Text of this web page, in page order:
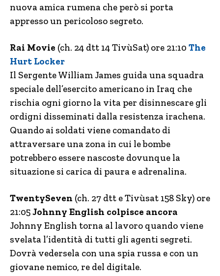
nuova amica rumena che però si porta
appresso un pericoloso segreto.
Rai Movie (ch. 24 dtt 14 TivùSat) ore 21:10 The
Hurt Locker
Il Sergente William James guida una squadra
speciale dell’esercito americano in Iraq che
rischia ogni giorno la vita per disinnescare gli
ordigni disseminati dalla resistenza irachena.
Quando ai soldati viene comandato di
attraversare una zona in cui le bombe
potrebbero essere nascoste dovunque la
situazione si carica di paura e adrenalina.
TwentySeven (ch. 27 dtt e Tivùsat 158 Sky) ore
21:05Johnny English colpisce ancora
Johnny English torna al lavoro quando viene
svelata l’identità di tutti gli agenti segreti.
Dovrà vedersela con una spia russa e con un
giovane nemico, re del digitale.